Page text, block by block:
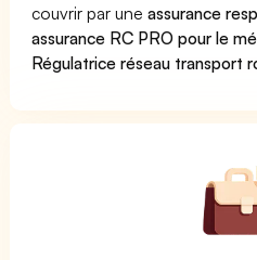
couvrir par uneassurance
assurance RC PRO pour le
Régulatrice réseau transport